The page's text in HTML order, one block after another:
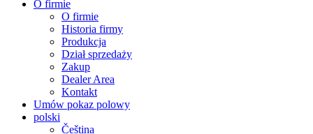
O firmie
O firmie
Historia firmy
Produkcja
Dział sprzedaży
Zakup
Dealer Area
Kontakt
Umów pokaz polowy
polski
Čeština